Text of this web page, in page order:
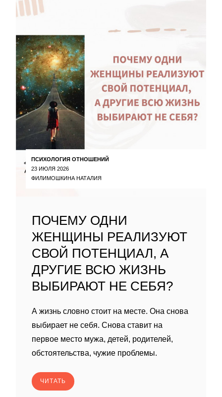
ПСИХОЛОГИЯ ОТНОШЕНИЙ
23 ИЮЛЯ 2026
ФИЛИМОШКИНА НАТАЛИЯ
ПОЧЕМУ ОДНИ
ЖЕНЩИНЫ РЕАЛИЗУЮТ
СВОЙ ПОТЕНЦИАЛ, А
ДРУГИЕ ВСЮ ЖИЗНЬ
ВЫБИРАЮТ НЕ СЕБЯ?
А жизнь словно стоит на месте. Она снова
выбирает не себя. Снова ставит на
первое место мужа, детей, родителей,
обстоятельства, чужие проблемы.
ЧИТАТЬ